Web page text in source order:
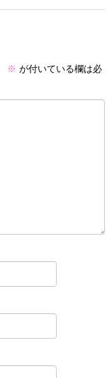
※ が付いている欄は必